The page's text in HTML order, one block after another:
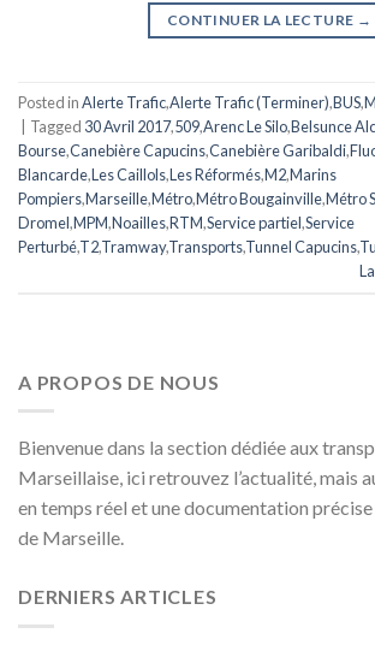
CONTINUER LA LECTURE →
Posted inAlerte Trafic,Alerte Trafic (Terminer),BUS,
Tagged 30 Avril 2017,509,Arenc Le Silo,Belsunce
Bourse,Canebière Capucins,Canebière Garibaldi,
Blancarde,Les Caillols,Les Réformés,M2,Marins
Pompiers,Marseille,Métro,Métro Bougainville,Métro
Dromel,MPM,Noailles,RTM,Service partiel,Service
Perturbé,T2,Tramway,Transports,Tunnel Capucins,
A PROPOS DE NOUS
Bienvenue dans la section dédiée aux
Marseillaise, ici retrouvez l’actualité, mais
en temps réel et une documentation
de Marseille.
DERNIERS ARTICLES